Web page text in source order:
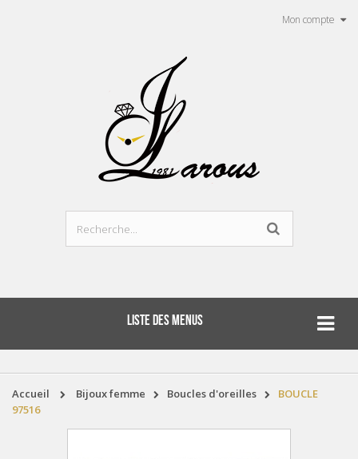
Mon compte
LISTE DES MENUS
accueil bijoux femme boucles d'oreilles
BOUCLE
97516